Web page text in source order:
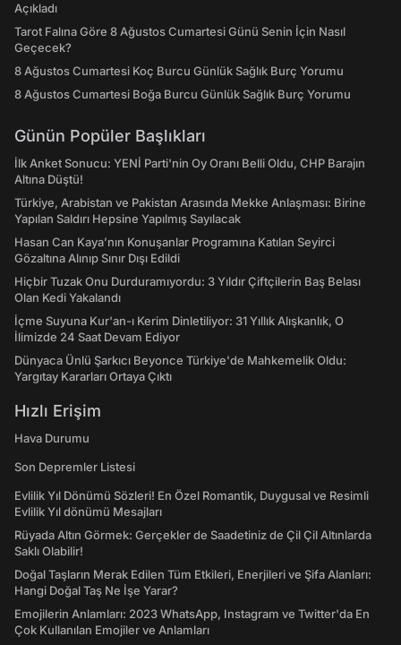
Açıkladı
Tarot Falına Göre 8 Ağustos Cumartesi Günü Senin İçin Nasıl
Geçecek?
8 Ağustos Cumartesi Koç Burcu Günlük Sağlık Burç Yorumu
8 Ağustos Cumartesi Boğa Burcu Günlük Sağlık Burç Yorumu
Günün Popüler Başlıkları
İlk Anket Sonucu: YENİ Parti'nin Oy Oranı Belli Oldu, CHP Barajın
Altına Düştü!
Türkiye, Arabistan ve Pakistan Arasında Mekke Anlaşması: Birine
Yapılan Saldırı Hepsine Yapılmış Sayılacak
Hasan Can Kaya’nın Konuşanlar Programına Katılan Seyirci
Gözaltına Alınıp Sınır Dışı Edildi
Hiçbir Tuzak Onu Durduramıyordu: 3 Yıldır Çiftçilerin Baş Belası
Olan Kedi Yakalandı
İçme Suyuna Kur'an-ı Kerim Dinletiliyor: 31 Yıllık Alışkanlık, O
İlimizde 24 Saat Devam Ediyor
Dünyaca Ünlü Şarkıcı Beyonce Türkiye'de Mahkemelik Oldu:
Yargıtay Kararları Ortaya Çıktı
Hızlı Erişim
Hava Durumu
Son Depremler Listesi
Evlilik Yıl Dönümü Sözleri! En Özel Romantik, Duygusal ve Resimli
Evlilik Yıl dönümü Mesajları
Rüyada Altın Görmek: Gerçekler de Saadetiniz de Çil Çil Altınlarda
Saklı Olabilir!
Doğal Taşların Merak Edilen Tüm Etkileri, Enerjileri ve Şifa Alanları:
Hangi Doğal Taş Ne İşe Yarar?
Emojilerin Anlamları: 2023 WhatsApp, Instagram ve Twitter'da En
Çok Kullanılan Emojiler ve Anlamları